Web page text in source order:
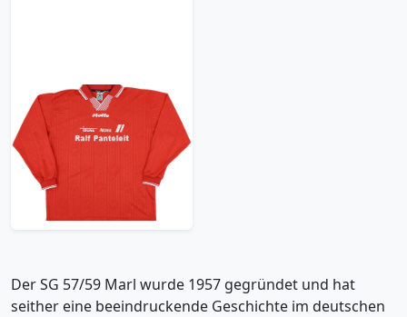
1990s SG 57/59 Marl
Home L/S Shirt - 7/10 -
(XL)
47.99£ · ca. €57
Der SG 57/59 Marl wurde 1957 gegründet und hat
seither eine beeindruckende Geschichte im deutschen